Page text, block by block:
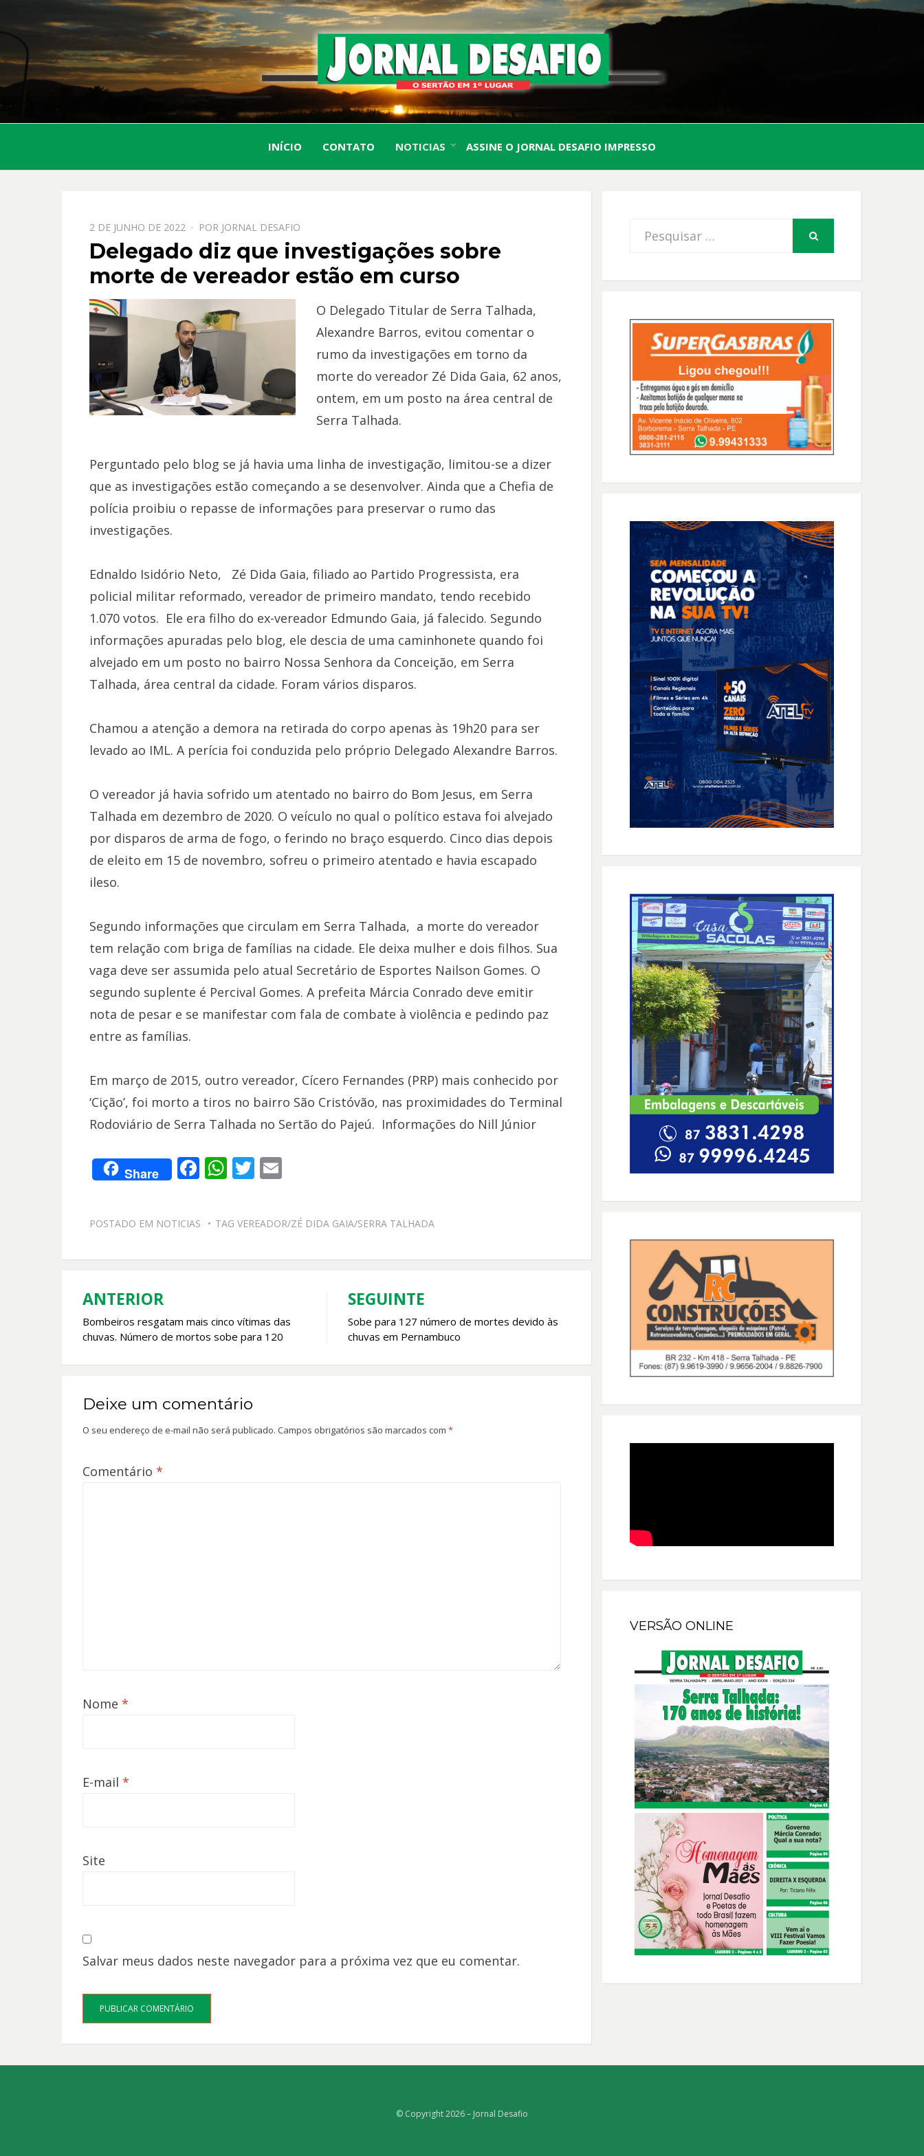
JORNAL
DESAFIO
O Sertão em 1º Lugar
INÍCIO CONTATO NOTICIAS ASSINE O JORNAL DESAFIO IMPRESSO
PPOSTADO
EM
2 DE JUNHO DE 2022 POR JORNAL DESAFIO
Delegado diz que investigações sobre
morte de vereador estão em curso
O Delegado Titular de Serra Talhada,
Alexandre Barros, evitou comentar o
rumo da investigações em torno da
morte do vereador Zé Dida Gaia, 62 anos,
ontem, em um posto na área central de
Serra Talhada.
Perguntado pelo blog se já havia uma linha de investigação, limitou-se a dizer
que as investigações estão começando a se desenvolver. Ainda que a Chefia de
polícia proibiu o repasse de informações para preservar o rumo das
investigações.
Ednaldo Isidório Neto, Zé Dida Gaia, filiado ao Partido Progressista, era
policial militar reformado, vereador de primeiro mandato, tendo recebido
1.070 votos. Ele era filho do ex-vereador Edmundo Gaia, já falecido. Segundo
informações apuradas pelo blog, ele descia de uma caminhonete quando foi
alvejado em um posto no bairro Nossa Senhora da Conceição, em Serra
Talhada, área central da cidade. Foram vários disparos.
Chamou a atenção a demora na retirada do corpo apenas às 19h20 para ser
levado ao IML. A perícia foi conduzida pelo próprio Delegado Alexandre Barros.
O vereador já havia sofrido um atentado no bairro do Bom Jesus, em Serra
Talhada em dezembro de 2020. O veículo no qual o político estava foi alvejado
por disparos de arma de fogo, o ferindo no braço esquerdo. Cinco dias depois
de eleito em 15 de novembro, sofreu o primeiro atentado e havia escapado
ileso.
Segundo informações que circulam em Serra Talhada, a morte do vereador
tem relação com briga de famílias na cidade. Ele deixa mulher e dois filhos. Sua
vaga deve ser assumida pelo atual Secretário de Esportes Nailson Gomes. O
segundo suplente é Percival Gomes. A prefeita Márcia Conrado deve emitir
nota de pesar e se manifestar com fala de combate à violência e pedindo paz
entre as famílias.
Em março de 2015, outro vereador, Cícero Fernandes (PRP) mais conhecido por
‘Cição’, foi morto a tiros no bairro São Cristóvão, nas proximidades do Terminal
Rodoviário de Serra Talhada no Sertão do Pajeú. Informações do Nill Júnior
Share F
b
o
W
s
A
T
er
E
l
POSTADO EM NOTICIAS TAG VEREADOR/ZÉ DIDA GAIA/SERRA TALHADA
Navegação
de
ANTERIOR
Bombeiros resgatam mais cinco vítimas das
chuvas. Número de mortos sobe para 120
SEGUINTE
Sobe para 127 número de mortes devido às
chuvas em Pernambuco
Deixe um comentário
O seu endereço de e-mail não será publicado. Campos obrigatórios são marcados com *
Comentário *
Nome *
E-mail *
Site
Salvar meus dados neste navegador para a próxima vez que eu comentar.
Procurar
VERSÃO ONLINE
© Copyright 2026 – Jornal Desafio